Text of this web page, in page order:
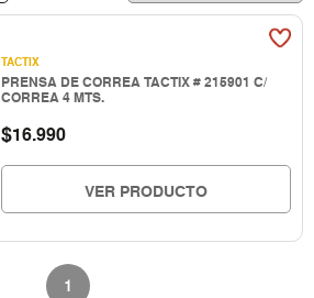
TACTIX
PRENSA DE CORREA TACTIX # 215901 C/
CORREA 4 MTS.
$16.990
VER PRODUCTO
1